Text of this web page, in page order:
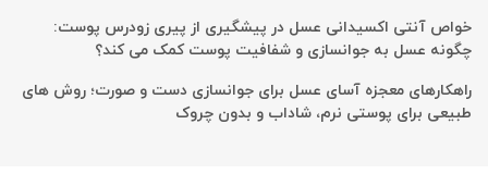
خواص آنتی اکسیدانی عسل در پیشگیری از پیری زودرس پوست:
چگونه عسل به جوانسازی و شفافیت پوست کمک می کند؟
راهکارهای معجزه آسای عسل برای جوانسازی دست و صورت؛ روش های
طبیعی برای پوستی نرم، شاداب و بدون چروک